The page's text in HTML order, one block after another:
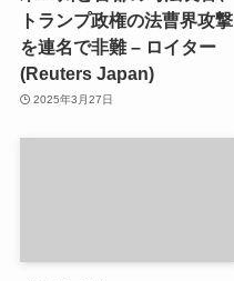
トランプ政権の法曹界攻撃
を連名で非難 – ロイター
(Reuters Japan)
2025年3月27日